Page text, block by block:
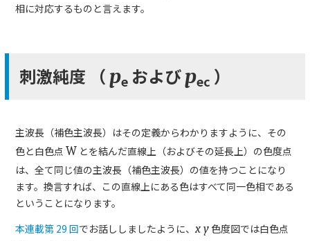
相に対応するものと言えます。
刺激純度 （ pe およびpec ）
主波長（補色主波長）はその定義からわかりますように、その
色と白色点 W とを結んだ直線上（およびその延長上）の色度点
は、全て同じ値の主波長（補色主波長）の値を持つことになり
ます。換言すれば、この直線上にある色はすべて同一色相である
ということになります。
本連載第 29 回でお話ししましたように、 x y 色度図では白色点